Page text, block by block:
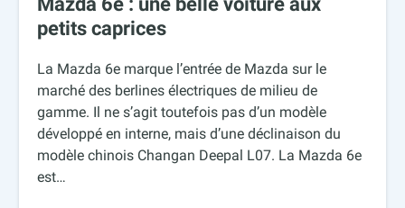
petits caprices
La Mazda 6e marque l’entrée de Mazda sur le
marché des berlines électriques de milieu de
gamme. Il ne s’agit toutefois pas d’un modèle
développé en interne, mais d’une déclinaison du
modèle chinois Changan Deepal L07. La Mazda 6e
est…